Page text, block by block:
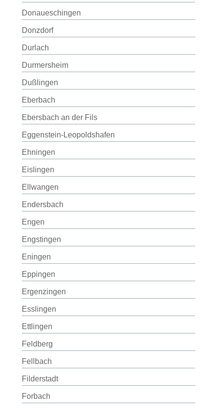
Donaueschingen
Donzdorf
Durlach
Durmersheim
Dußlingen
Eberbach
Ebersbach an der Fils
Eggenstein-Leopoldshafen
Ehningen
Eislingen
Ellwangen
Endersbach
Engen
Engstingen
Eningen
Eppingen
Ergenzingen
Esslingen
Ettlingen
Feldberg
Fellbach
Filderstadt
Forbach